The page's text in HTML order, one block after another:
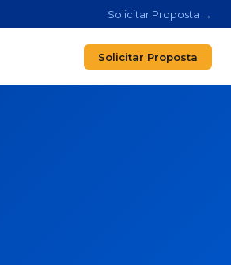
Solicitar Proposta →
Solicitar Proposta